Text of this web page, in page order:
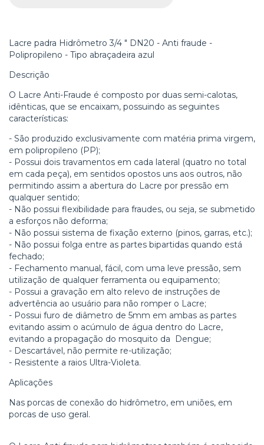
Lacre padra Hidrômetro 3/4 " DN20 - Anti fraude -
Polipropileno - Tipo abraçadeira azul
Descrição
O Lacre Anti-Fraude é composto por duas semi-calotas,
idênticas, que se encaixam, possuindo as seguintes
características:
- São produzido exclusivamente com matéria prima virgem,
em polipropileno (PP);
- Possui dois travamentos em cada lateral (quatro no total
em cada peça), em sentidos opostos uns aos outros, não
permitindo assim a abertura do Lacre por pressão em
qualquer sentido;
- Não possui flexibilidade para fraudes, ou seja, se submetido
a esforços não deforma;
- Não possui sistema de fixação externo (pinos, garras, etc.);
- Não possui folga entre as partes bipartidas quando está
fechado;
- Fechamento manual, fácil, com uma leve pressão, sem
utilização de qualquer ferramenta ou equipamento;
- Possui a gravação em alto relevo de instruções de
advertência ao usuário para não romper o Lacre;
- Possui furo de diâmetro de 5mm em ambas as partes
evitando assim o acúmulo de água dentro do Lacre,
evitando a propagação do mosquito da Dengue;
- Descartável, não permite re-utilização;
- Resistente a raios Ultra-Violeta.
Aplicações
Nas porcas de conexão do hidrômetro, em uniões, em
porcas de uso geral.